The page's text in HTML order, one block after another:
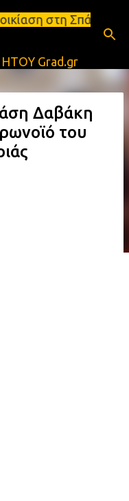
Ενοικιάσεις
Grad.gr
Δαβάκη
του